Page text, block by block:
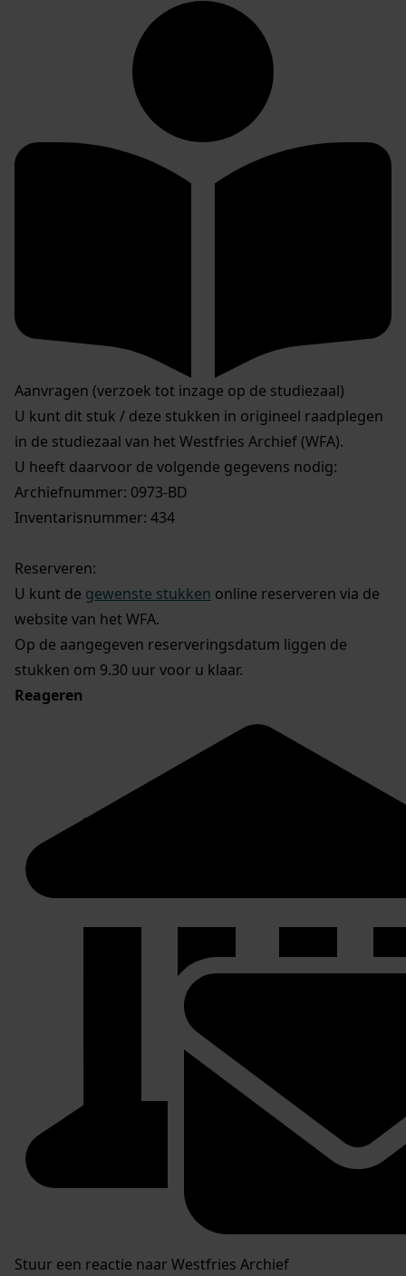
Aanvragen (verzoek tot inzage op de studiezaal)
U kunt dit stuk / deze stukken in origineel raadplegen
in de studiezaal van het Westfries Archief (WFA).
U heeft daarvoor de volgende gegevens nodig:
Archiefnummer: 0973-BD
Inventarisnummer: 434
Reserveren:
U kunt de gewenste stukken online reserveren via de
website van het WFA.
Op de aangegeven reserveringsdatum liggen de
stukken om 9.30 uur voor u klaar.
Reageren
Stuur een reactie naar Westfries Archief